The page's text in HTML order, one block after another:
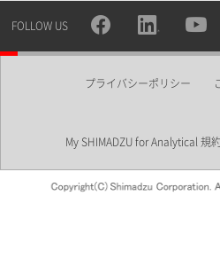
FOLLOW US
プライバシーポリシー
My SHIMADZU for Analytical 規